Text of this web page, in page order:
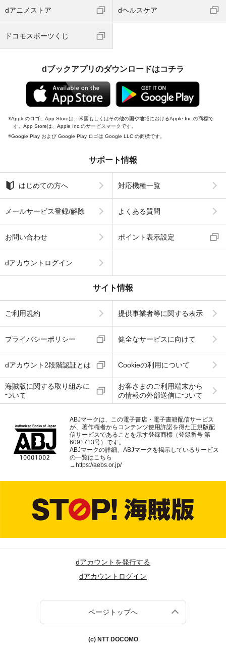
dアニメストア dヘルスケア
ドコモスポーツくじ
dブックアプリのダウンロードはコチラ
Appleのロゴ、App Storeは、米国もしくはその他の国や地域におけるApple Inc.の商標で
す。App Storeは、Apple Inc.のサービスマークです。
Google Play および Google Play ロゴは Google LLC の商標です。
サポート情報
はじめての方へ 対応機種一覧
メールサービス登録/解除 よくある質問
お問い合わせ ポイント表示設定
dアカウントログイン
サイト情報
ご利用規約 提供事業者等に関する表示
プライバシーポリシー 健全なサービスに向けて
dアカウント2段階認証とは Cookieの利用について
海賊版に関する取り組みに
ついて
お客さまのご利用端末から
の情報の外部送信について
ABJマークは、この電子書店・電子書籍配信サービス
が、著作権者からコンテンツ使用許諾を得た正規版配
信サービスであることを示す登録商標（登録番号 第
6091713号）です。
ABJマークの詳細、ABJマークを掲示しているサービス
の一覧はこちら
→https://aebs.or.jp/
dアカウントを発行する
dアカウントログイン
ページトップへ
(c) NTT DOCOMO